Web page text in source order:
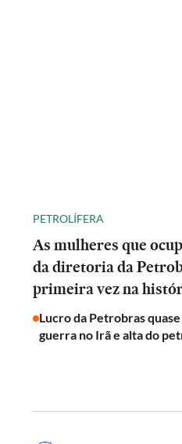
PETROLÍFERA
As mulheres que
da diretoria da
primeira vez na
Lucro da Petrobras
guerra no Irã e alta do